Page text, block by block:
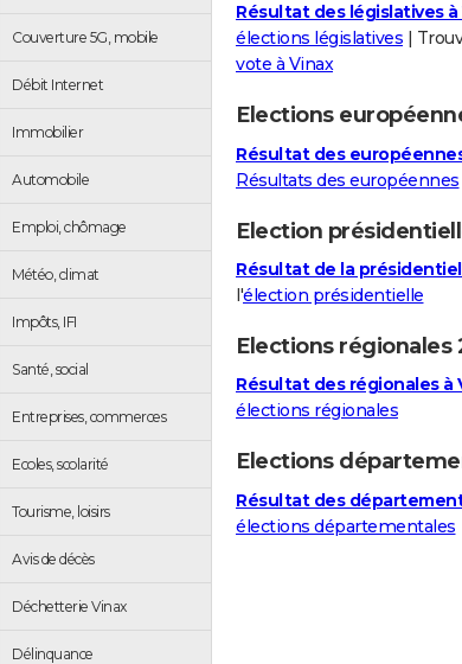
Couverture 5G, mobile
Débit Internet
Immobilier
Automobile
Emploi, chômage
Météo, climat
Impôts, IFI
Santé, social
Entreprises, commerces
Ecoles, scolarité
Tourisme, loisirs
Avis de décès
Déchetterie Vinax
Délinquance
Résultat des législatives à
élections législatives |
vote à Vinax
Elections
Résultat des
Résultats des européennes
Election
Résultat de la
l'élection présidentielle
Elections régionales
Résultat des régionales à
élections régionales
Elections
Résultat des
élections départementales